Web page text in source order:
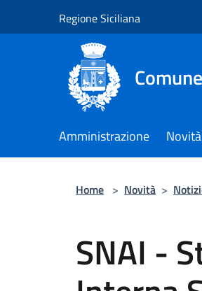
Regione Siciliana
Amministrazione Novità
Home > Novità >
SNAI -